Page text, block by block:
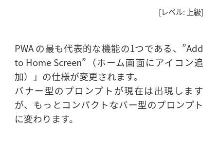
[レベル: 上級]
PWA の最も代表的な機能の1つである、”Add
to Home Screen”（ホーム画面にアイコン追
加）」の仕様が変更されます。
バナー型のプロンプトが現在は出現します
が、もっとコンパクトなバー型のプロンプト
に変わります。